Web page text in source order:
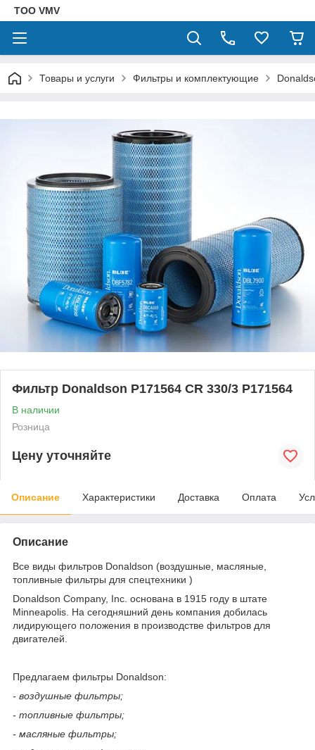
ТОО VMV
Товары и услуги Фильтры и комплектующие
Фильтр Donaldson P171564 CR 330/3 P171564
В наличии
Розница
Цену уточняйте
Описание Характеристики Доставка Оплата
Описание
Все виды фильтров Donaldson (воздушные, масляные,
топливные фильтры для спецтехники )
Donaldson Company, Inc. основана в 1915 году в штате
Minneapolis. На сегодняшний день компания добилась
лидирующего положения в производстве фильтров для
двигателей.
Предлагаем фильтры Donaldson:
- воздушные фильтры;
- топливные фильтры;
- масляные фильтры;